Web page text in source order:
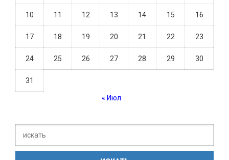
10 11 12 13 14 15 16
17 18 19 20 21 22 23
24 25 26 27 28 29 30
31
« Июл